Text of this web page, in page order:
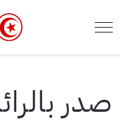
Mobile Menu Toggle
صدر